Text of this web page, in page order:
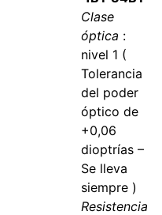
Clase
óptica :
nivel 1 (
Tolerancia
del poder
óptico de
+0,06
dioptrías –
Se lleva
siempre )
Resistencia